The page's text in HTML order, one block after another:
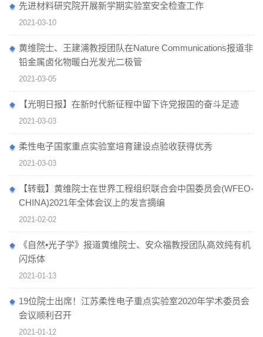
先进材料研究院开展新学期实验室安全检查工作
2021-03-10
黄维院士、王建浦教授团队在Nature Communications报道非
铅金属卤化物暖白光发光二极管
2021-03-05
【光明日报】在新时代新征程中留下许党报国的奋斗足迹
2021-03-03
柔性电子国家重点实验室培育建设点验收获得优秀
2021-03-03
【转载】黄维院士在世界工程组织联合会中国委员会(WFEO-
CHINA)2021年全体会议上的发言摘编
2021-02-02
《自然•光子学》报道黄维院士、安众福教授团队高效纯有机
闪烁体
2021-01-13
19位院士出席！江苏柔性电子重点实验室2020年学术委员会
会议顺利召开
2021-01-12